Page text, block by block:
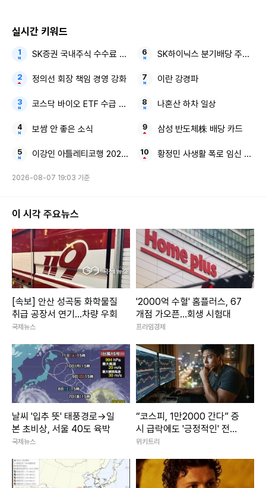
혜리 유튜브
특히 제니는 "이번 거는 멕시코에서 (뮤직비디오) 촬영을 했
트를 하러 나갈 때마다 사랑에 빠지면 죽는다. 가사도 그런 내
용이다"라고 전해, 눈길을 끌었다.
제니는 "내가 다칠 걸 알고, 내가 힘들 걸 아는데 왜 난 또 사랑
다"라며 "처음에 그 내용을 듣고 공감이 됐다. 연애를 하고 사
랑을 해본 사람이라면 누구나 공감할 것 같다"라고 덧붙였다.
혜리 유튜브
실시간 키워드
SK증권 국내주식 수수료 평생 우대 비대면 고객
정의선 회장 책임 경영 강화
코스닥 바이오 ETF 수급 개선
보쌈 안 좋은 소식
이강인 아틀레티코행 2023-24시즌
SK하이닉스 분기배당 주주환원
이란 강경파
나혼산 하차 일상
삼성 반도체株 배당 카드
황정민 사생활 폭로 임신 축하
2026-08-07 19:03 기준
이 시각 주요뉴스
[속보] 안산 성곡동 화학물질
취급 공장서 연기...차량 우회
국제뉴스
'2000억 수혈' 홈플러스, 67
개점 가오픈…회생 시험대
프라임경제
날씨 '입추 뜻' 태풍경로→일
본 초비상, 서울 40도 육박
국제뉴스
“코스피, 1만2000 간다” 증
시 급락에도 '긍정적인' 전망
나온 이유
위키트리